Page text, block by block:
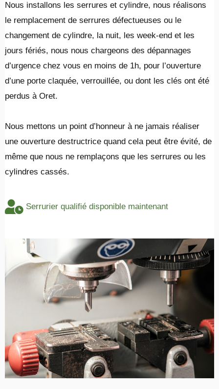
Nous installons les serrures et cylindre, nous réalisons
le remplacement de serrures défectueuses ou le
changement de cylindre, la nuit, les week-end et les
jours fériés, nous nous chargeons des dépannages
d’urgence chez vous en moins de 1h, pour l’ouverture
d’une porte claquée, verrouillée, ou dont les clés ont été
perdus à Oret.
​Nous mettons un point d’honneur à ne jamais réaliser
une ouverture destructrice quand cela peut être évité, de
même que nous ne remplaçons que les serrures ou les
cylindres cassés.
Serrurier qualifié disponible maintenant